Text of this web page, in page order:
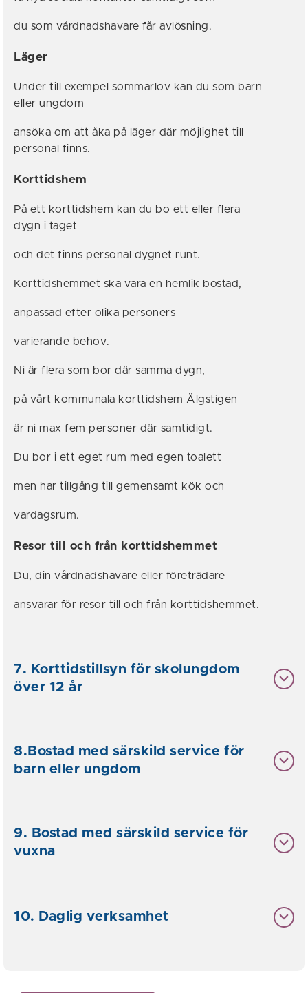
du som vårdnadshavare får avlösning.
Läger
Under till exempel sommarlov kan du som barn
eller ungdom
ansöka om att åka på läger där möjlighet till
personal finns.
Korttidshem
På ett korttidshem kan du bo ett eller flera
dygn i taget
och det finns personal dygnet runt.
Korttidshemmet ska vara en hemlik bostad,
anpassad efter olika personers
varierande behov.
Ni är flera som bor där samma dygn,
på vårt kommunala korttidshem Älgstigen
är ni max fem personer där samtidigt.
Du bor i ett eget rum med egen toalett
men har tillgång till gemensamt kök och
vardagsrum.
Resor till och från korttidshemmet
Du, din vårdnadshavare eller företrädare
ansvarar för resor till och från korttidshemmet.
7. Korttidstillsyn för skolungdom
över 12 år
8.Bostad med särskild service för
barn eller ungdom
9. Bostad med särskild service för
vuxna
10. Daglig verksamhet